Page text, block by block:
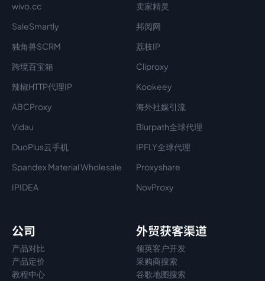
wivo.cc
卖家精灵
SaleSmartly
邦阅网
独角兽SCRM
荔枝IP
跨境百宝箱
Cliproxy
辣椒HTTP代理IP
Kookeey
ABCProxy
海外社媒引流
Vidau
Blurpath全球代理
DuoPlus云手机
IPFLY全球代理
Spandex Material Wholesale​
Proxyshare
IPIDEA
NovProxy
公司
产品对比
产品定价
教程中心
外贸获客渠道
领英客户开发
采购商搜索
谷歌地图搜索